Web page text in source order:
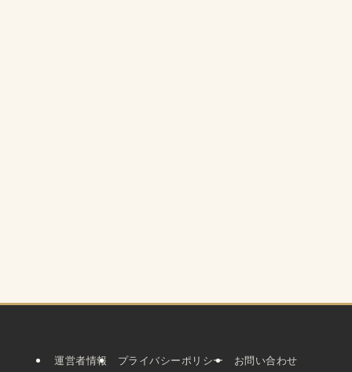
運営者情報 プライバシーポリシー お問い合わせ